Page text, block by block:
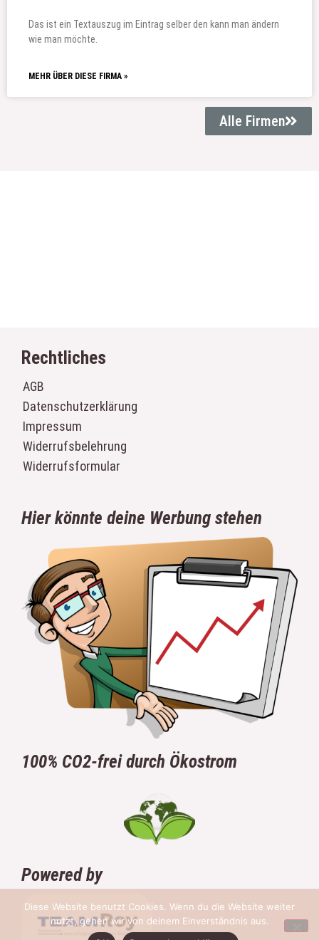
Das ist ein Textauszug im Eintrag selber den kann man ändern
wie man möchte.
MEHR ÜBER DIESE FIRMA »
Alle Firmen
Rechtliches
AGB
Datenschutzerklärung
Impressum
Widerrufsbelehrung
Widerrufsformular
Hier könnte deine Werbung stehen
100% CO2-frei durch Ökostrom
Powered by
Diese Website benutzt Cookies. Wenn du die Website weiter
nutzt, gehen wir von deinem Einverständnis aus.